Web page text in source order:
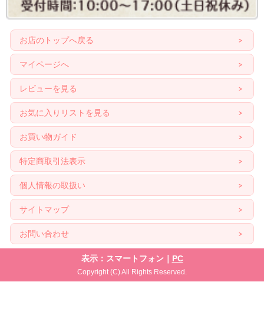
お店のトップへ戻る
マイページへ
レビューを見る
お気に入りリストを見る
お買い物ガイド
特定商取引法表示
個人情報の取扱い
サイトマップ
お問い合わせ
表示：スマートフォン｜ PC
Copyright (C) All Rights Reserved.